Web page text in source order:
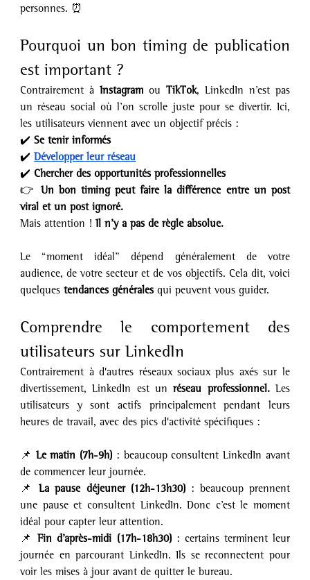
personnes. ⏰
Pourquoi un bon timing de publication
est important ?
Contrairement à Instagram ou TikTok, LinkedIn n’est pas
un réseau social où l’on scrolle juste pour se divertir. Ici,
les utilisateurs viennent avec un objectif précis :
✔️ Se tenir informés
✔️ Développer leur réseau
✔️ Chercher des opportunités professionnelles
👉 Un bon timing peut faire la différence entre un post
viral et un post ignoré.
Mais attention ! Il n’y a pas de règle absolue.
Le “moment idéal” dépend généralement de votre
audience, de votre secteur et de vos objectifs. Cela dit, voici
quelques tendances générales qui peuvent vous guider.
Comprendre le comportement des
utilisateurs sur LinkedIn
Contrairement à d'autres réseaux sociaux plus axés sur le
divertissement, LinkedIn est un réseau professionnel. Les
utilisateurs y sont actifs principalement pendant leurs
heures de travail, avec des pics d'activité spécifiques :
📌 Le matin (7h-9h) : beaucoup consultent LinkedIn avant
de commencer leur journée.
📌 La pause déjeuner (12h-13h30) : beaucoup prennent
une pause et consultent LinkedIn. Donc c’est le moment
idéal pour capter leur attention.
📌 Fin d’après-midi (17h-18h30) : certains terminent leur
journée en parcourant LinkedIn. Ils se reconnectent pour
voir les mises à jour avant de quitter le bureau.